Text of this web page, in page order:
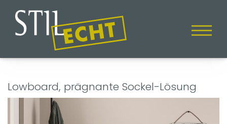
Lowboard, prägnante Sockel-Lösung